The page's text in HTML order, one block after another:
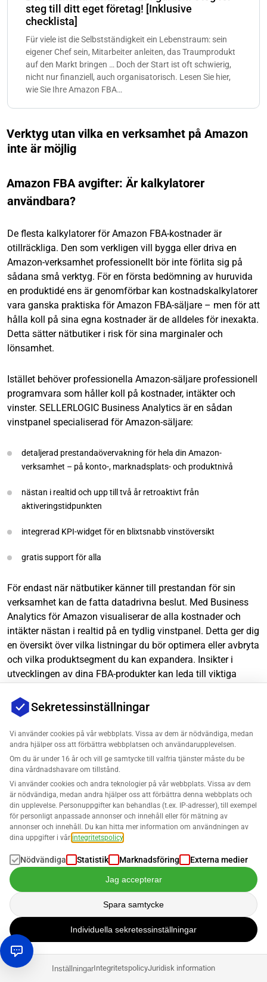
steg till ditt eget företag! [Inklusive
checklista]
Für viele ist die Selbstständigkeit ein Lebenstraum: sein
eigener Chef sein, Mitarbeiter anleiten, das Traumprodukt
auf den Markt bringen … Doch der Start ist oft schwierig,
nicht nur finanziell, auch organisatorisch. Lesen Sie hier,
wie Sie Ihre Amazon FBA…
Verktyg utan vilka en verksamhet på Amazon
inte är möjlig
Amazon FBA avgifter: Är kalkylatorer
användbara?
De flesta kalkylatorer för Amazon FBA-kostnader är
otillräckliga. Den som verkligen vill bygga eller driva en
Amazon-verksamhet professionellt bör inte förlita sig på
sådana små verktyg. För en första bedömning av huruvida
en produktidé ens är genomförbar kan kostnadskalkylatorer
vara ganska praktiska för Amazon FBA-säljare – men för att
hålla koll på sina egna kostnader är de alldeles för inexakta.
Detta sätter nätbutiker i risk för sina marginaler och
lönsamhet.
Istället behöver professionella Amazon-säljare professionell
programvara som håller koll på kostnader, intäkter och
vinster. SELLERLOGIC Business Analytics är en sådan
vinstpanel specialiserad för Amazon-säljare:
detaljerad prestandaövervakning för hela din Amazon-
verksamhet – på konto-, marknadsplats- och produktnivå
nästan i realtid och upp till två år retroaktivt från
aktiveringstidpunkten
integrerad KPI-widget för en blixtsnabb vinstöversikt
gratis support för alla
För endast när nätbutiker känner till prestandan för sin
verksamhet kan de fatta datadrivna beslut. Med Business
Analytics för Amazon visualiserar de alla kostnader och
intäkter nästan i realtid på en tydlig vinstpanel. Detta ger dig
en översikt över vilka listningar du bör optimera eller avbryta
och vilka produktsegment du kan expandera. Insikter i
utvecklingen av dina FBA-produkter kan leda till viktiga
Identifiera bästsäljare och vinstdödare 14 dagar gratis:
gratis nu.
Upptäck din tillväxtpotential
Sälj med vinst? Upprätthåll din lönsamhet med
SELLERLOGIC Business Analytics för Amazon.
Prova det nu i 14 dagar.
Hitta Ut Mer
Repricer och återbetalning av FBA-fel
Inte bara vinstpaneler underlättar den dagliga verksamheten
Sekretessinställningar
Vi använder cookies på vår webbplats. Vissa av dem är nödvändiga, medan
andra hjälper oss att förbättra webbplatsen och användarupplevelsen.
Om du är under 16 år och vill ge samtycke till valfria tjänster måste du be
dina vårdnadshavare om tillstånd.
Vi använder cookies och andra teknologier på vår webbplats. Vissa av dem
är nödvändiga, medan andra hjälper oss att förbättra denna webbplats och
din upplevelse. Personuppgifter kan behandlas (t.ex. IP-adresser), till exempel
för personligt anpassade annonser och innehåll eller för mätning av
annonser och innehåll. Du kan hitta mer information om användningen av
dina uppgifter i vår integritetspolicy
Nödvändiga Statistik Marknadsföring Externa medier
Jag accepterar
Spara samtycke
Individuella sekretessinställningar
InställningarIntegritetspolicyJuridisk information